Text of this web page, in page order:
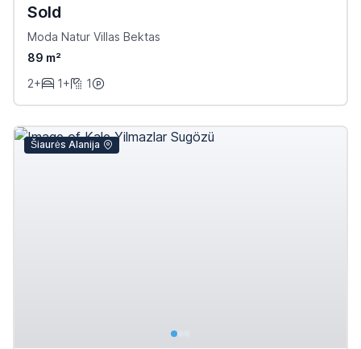
Sold
Moda Natur Villas Bektas
89 m²
2+
1+ 1
Šiaurės Alanija